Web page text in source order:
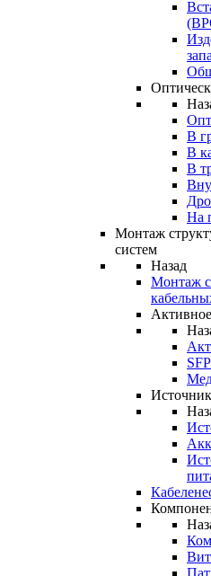
В
В
В
На
Монтаж
систем
Назад
Монтаж